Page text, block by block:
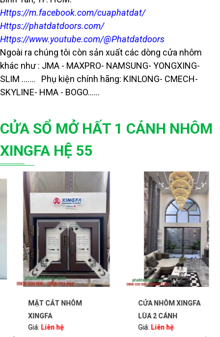
Https://m.facebook.com/cuaphatdat/
Https://phatdatdoors.com/
Https://www.youtube.com/@Phatdatdoors
Ngoài ra chúng tôi còn sản xuất các dòng cửa nhôm
khác như : JMA - MAXPRO- NAMSUNG- YONGXING-
SLIM ……. Phụ kiện chính hãng: KINLONG- CMECH-
SKYLINE- HMA - BOGO......
CỬA SỔ MỞ HẤT 1 CÁNH NHÔM
XINGFA HỆ 55
MẶT CẮT NHÔM
XINGFA
Giá:Liên hệ
CỬA NHÔM XINGFA
LÙA 2 CÁNH
Giá:Liên hệ